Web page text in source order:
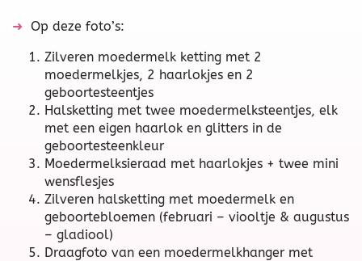
➜ Op deze foto’s:
Zilveren moedermelk ketting met 2
moedermelkjes, 2 haarlokjes en 2
geboortesteentjes
Halsketting met twee moedermelksteentjes, elk
met een eigen haarlok en glitters in de
geboortesteenkleur
Moedermelksieraad met haarlokjes + twee mini
wensflesjes
Zilveren halsketting met moedermelk en
geboortebloemen (februari – viooltje & augustus
– gladiool)
Draagfoto van een moedermelkhanger met